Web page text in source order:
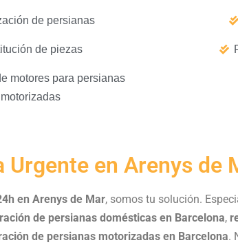
de persianas
de piezas
motores para persianas
motorizadas
Urgente en Arenys de
en Arenys de Mar, somos tu solución.
de persianas domésticas en Barcelona,
de persianas motorizadas en Barcelona.